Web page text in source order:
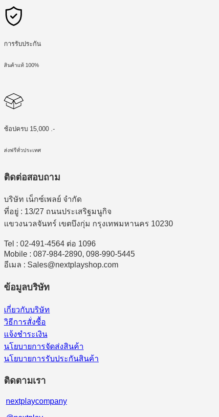
การรับประกัน
สินค้าแท้ 100%
ช้อปครบ 15,000 .-
ส่งฟรีทั่วประเทศ
ติดต่อสอบถาม
บริษัท เน็กซ์เพลย์ จำกัด
ที่อยู่ : 13/27 ถนนประเสริฐมนูกิจ
แขวงนวลจันทร์ เขตบึงกุ่ม กรุงเทพมหานคร 10230
Tel : 02-491-4564 ต่อ 1096
Mobile : 087-984-2890, 098-990-5445
อีเมล : Sales@nextplayshop.com
ข้อมูลบริษัท
เกี่ยวกับบริษัท
วิธีการสั่งซื้อ
แจ้งชำระเงิน
นโยบายการจัดส่งสินค้า
นโยบายการรับประกันสินค้า
ติดตามเรา
nextplaycompany